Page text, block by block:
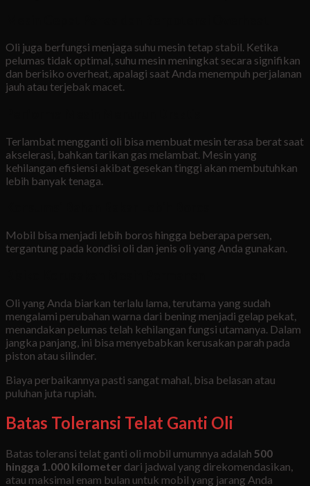
Oli juga berfungsi menjaga suhu mesin tetap stabil. Ketika
pelumas tidak optimal, suhu mesin meningkat secara signifikan
dan berisiko overheat, apalagi saat Anda menempuh perjalanan
jauh atau terjebak macet.
Terlambat mengganti oli bisa membuat mesin terasa berat saat
akselerasi, bahkan tarikan gas melambat. Mesin yang
kehilangan efisiensi akibat gesekan tinggi akan membutuhkan
lebih banyak tenaga.
Mobil bisa menjadi lebih boros hingga beberapa persen,
tergantung pada kondisi oli dan jenis oli yang Anda gunakan.
Oli yang Anda biarkan terlalu lama, terutama yang sudah
mengalami perubahan warna dari bening menjadi gelap pekat,
menandakan pelumas telah kehilangan fungsi utamanya. Dalam
jangka panjang, ini bisa menyebabkan kerusakan parah pada
piston atau silinder.
Biaya perbaikannya pasti sangat mahal, bisa belasan atau
puluhan juta rupiah.
Batas Toleransi Telat Ganti Oli
Batas toleransi telat ganti oli mobil umumnya adalah 500
hingga 1.000 kilometer dari jadwal yang direkomendasikan,
atau maksimal enam bulan untuk mobil yang jarang Anda